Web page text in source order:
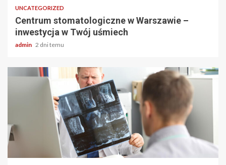
UNCATEGORIZED
Centrum stomatologiczne w Warszawie –
inwestycja w Twój uśmiech
admin 2 dni temu